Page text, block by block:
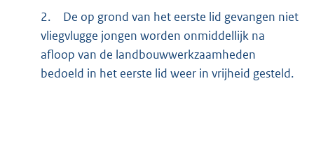
2.
De op grond van het eerste lid gevangen niet
vliegvlugge jongen worden onmiddellijk na
afloop van de landbouwwerkzaamheden
bedoeld in het eerste lid weer in vrijheid gesteld.